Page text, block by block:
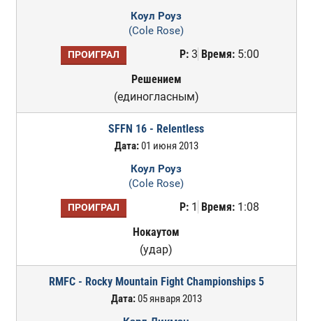
Коул Роуз
(Cole Rose)
ПРОИГРАЛ Р:3 Время:5:00
Решением
(единогласным)
SFFN 16 - Relentless
Дата:01 июня 2013
Коул Роуз
(Cole Rose)
ПРОИГРАЛ Р:1 Время:1:08
Нокаутом
(удар)
RMFC - Rocky Mountain Fight Championships 5
Дата:05 января 2013